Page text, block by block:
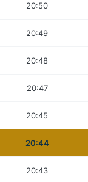
20:50
20:49
20:48
20:47
20:45
20:44
20:43